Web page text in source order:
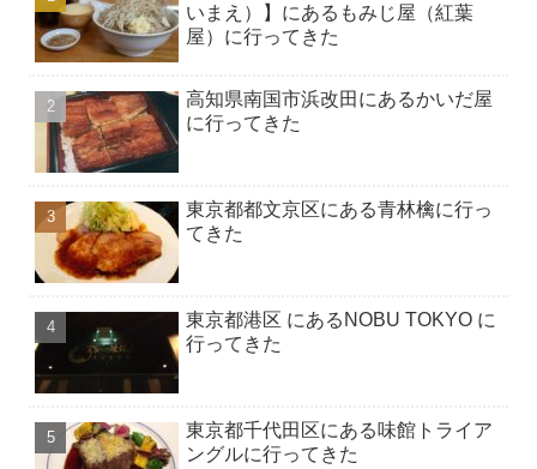
いまえ）】にあるもみじ屋（紅葉
屋）に行ってきた
高知県南国市浜改田にあるかいだ屋
に行ってきた
東京都都文京区にある青林檎に行っ
てきた
東京都港区 にあるNOBU TOKYO に
行ってきた
東京都千代田区にある味館トライア
ングルに行ってきた